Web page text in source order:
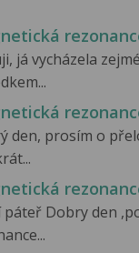
já vycházela
den, prosím o
páteř Dobry den